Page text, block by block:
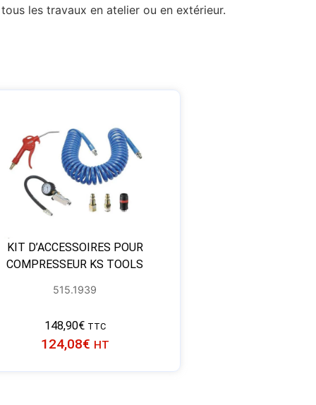
les travaux en atelier ou en extérieur.
KIT D’ACCESSOIRES POUR
COMPRESSEUR KS TOOLS
515.1939
148,90€ TTC
124,08€ HT